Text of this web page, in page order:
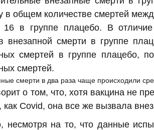
в общем количестве смертей
16 в группе плацебо. В отличие
внезапной смерти в группе
смертей в группе плацебо,
смертей.
о том, что, хотя вакцина не
как Covid, она все же вызвала
несмотря на то, что данные